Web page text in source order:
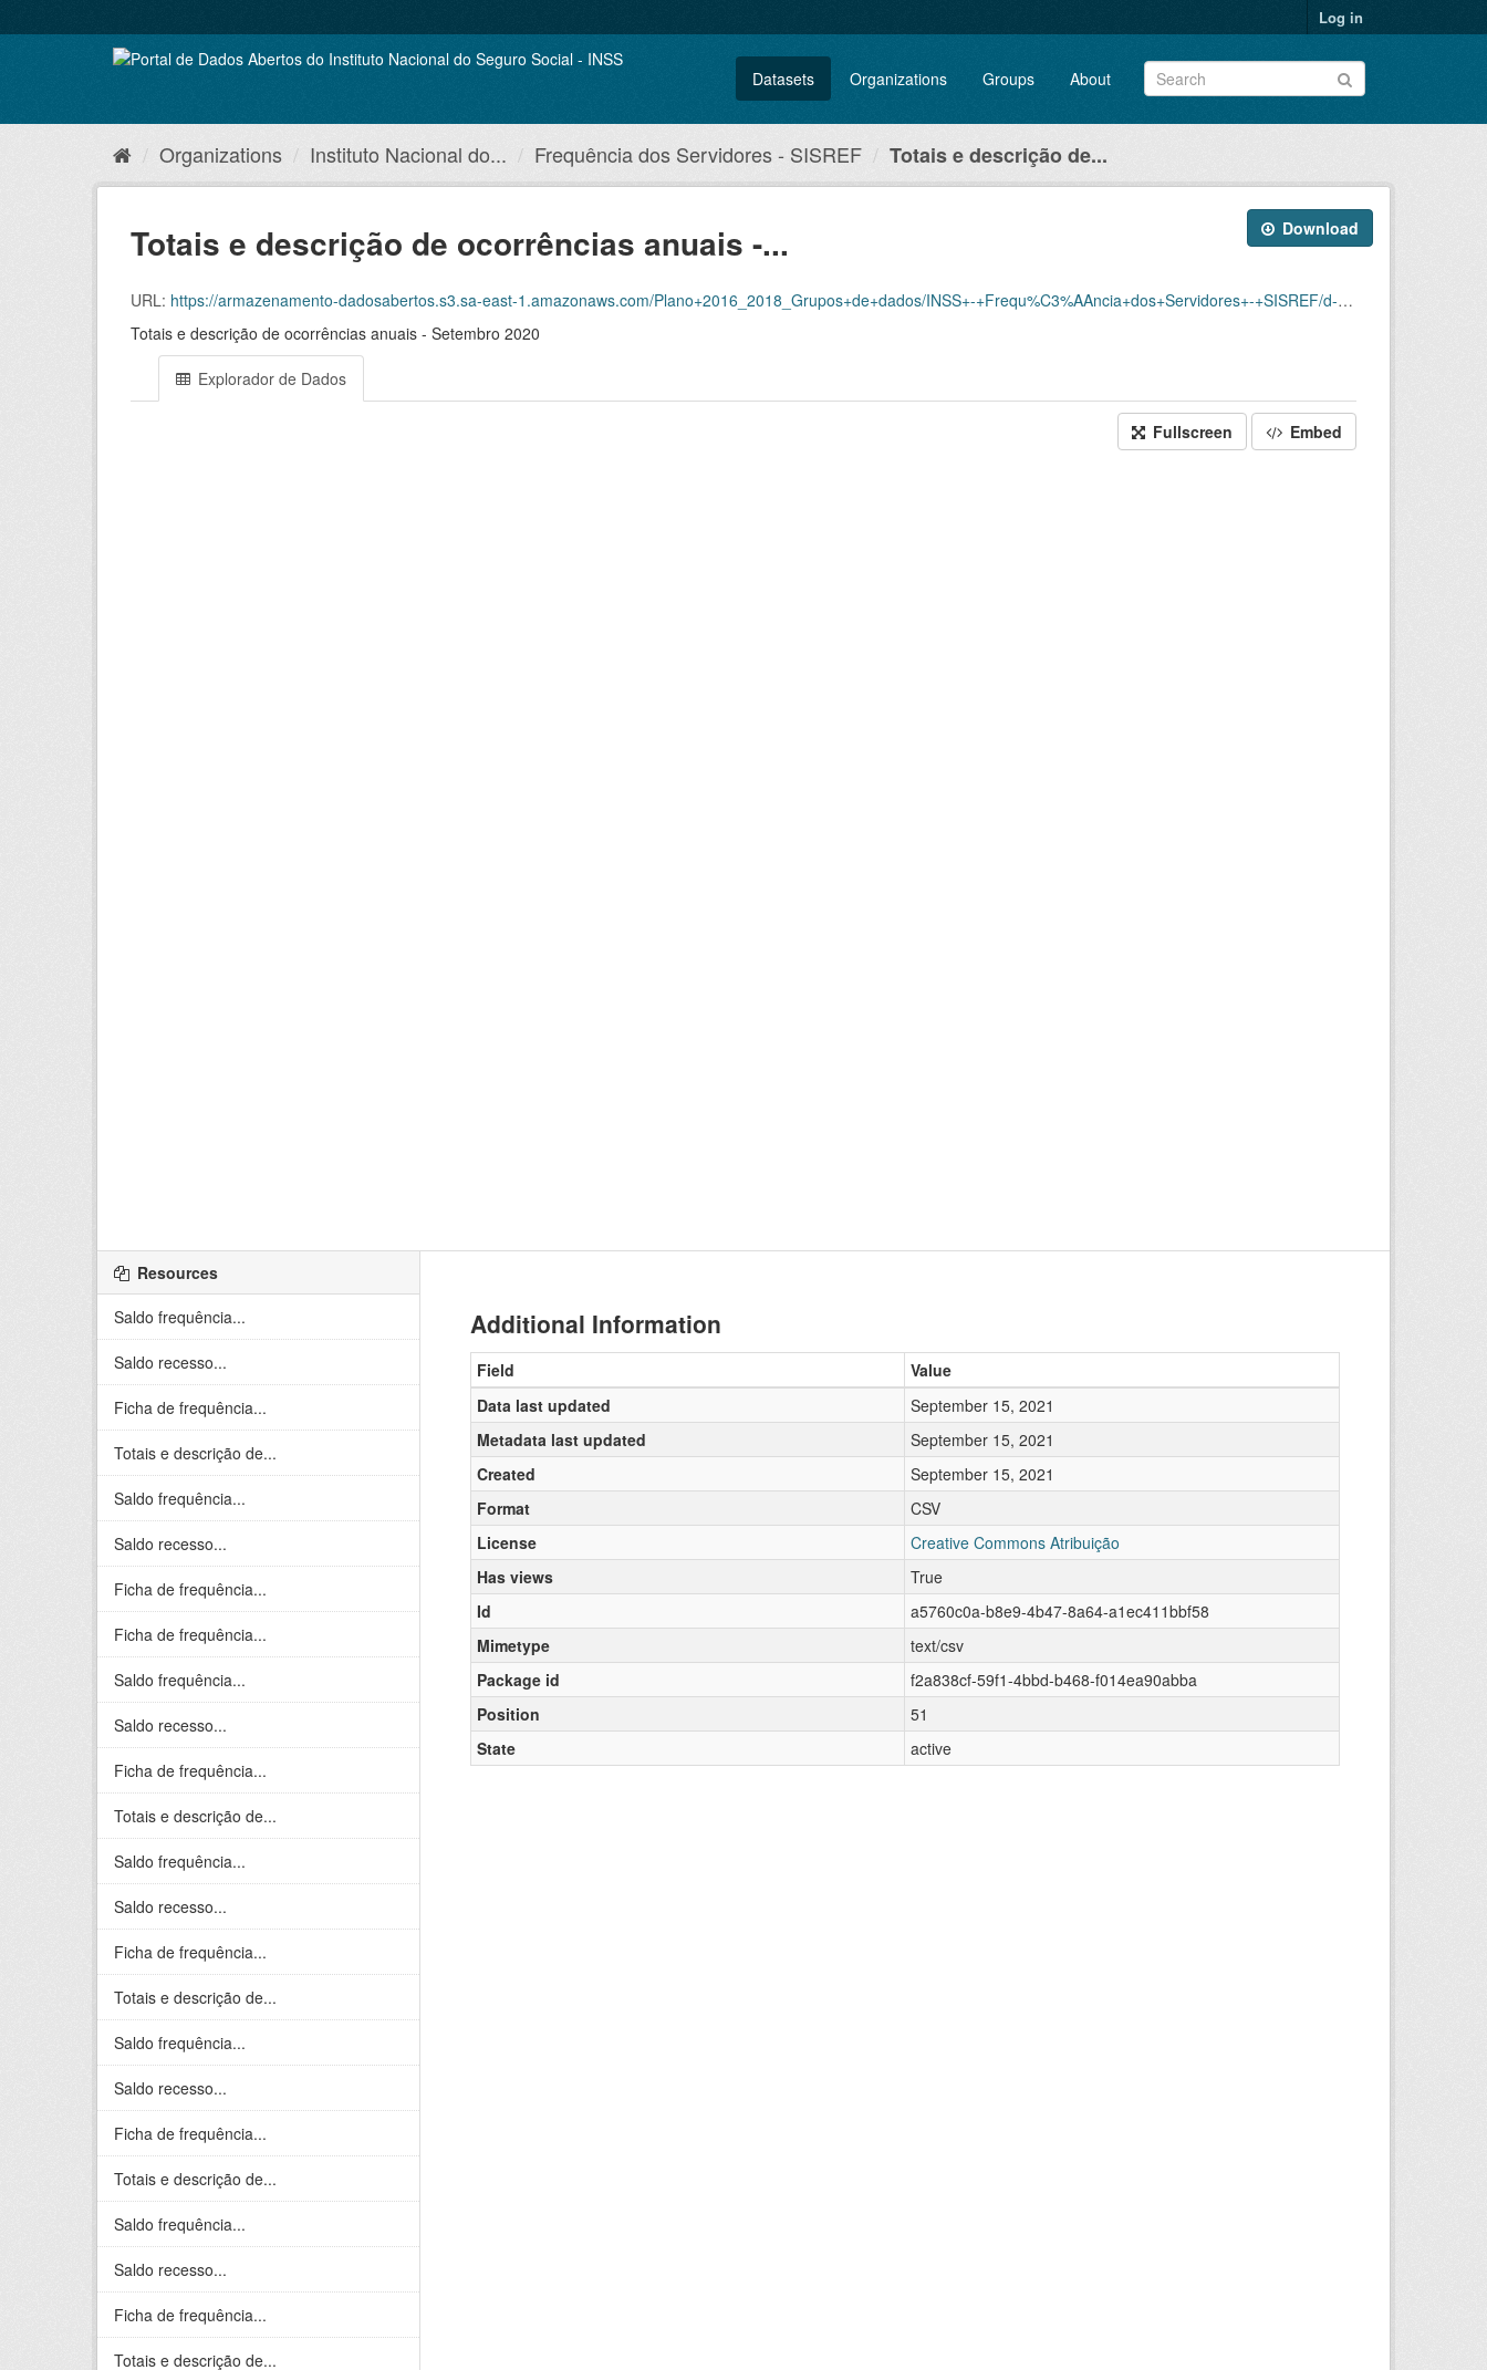
to
Log in
Datasets Organizations Groups About
Organizations Instituto Nacional do... Frequência dos Servidores - SISREF Totais e descrição de...
Download
Totais e descrição de ocorrências anuais -...
URL: https://armazenamento-dadosabertos.s3.sa-east-1.amazonaws.com/Plano+2016_2018_Grupos+de+dados/INSS+-+Frequ%C3%AAncia+dos+Servidores+-+SISREF/d-srf-fqs-004-acsinss-202009.csv
Totais e descrição de ocorrências anuais - Setembro 2020
Explorador de Dados
Fullscreen Embed
Resources
Saldo frequência...
Saldo recesso...
Ficha de frequência...
Totais e descrição de...
Saldo frequência...
Saldo recesso...
Ficha de frequência...
Ficha de frequência...
Saldo frequência...
Saldo recesso...
Ficha de frequência...
Totais e descrição de...
Saldo frequência...
Saldo recesso...
Ficha de frequência...
Totais e descrição de...
Saldo frequência...
Saldo recesso...
Ficha de frequência...
Totais e descrição de...
Saldo frequência...
Saldo recesso...
Ficha de frequência...
Totais e descrição de...
Additional Information
Field
Value
Data last updated
September 15, 2021
Metadata last updated
September 15, 2021
Created
September 15, 2021
Format
CSV
License
Creative Commons Atribuição
Has views
True
Id
a5760c0a-b8e9-4b47-8a64-a1ec411bbf58
Mimetype
text/csv
Package id
f2a838cf-59f1-4bbd-b468-f014ea90abba
Position
51
State
active